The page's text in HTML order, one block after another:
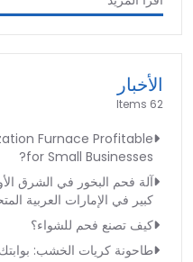
الأخبار
62 Items
Furnace Profitable
for Small Businesses?
آلة فحم البخور في الشرق
كبير في الإمارات العربية
كيف تصنع فحم للشواء؟
طاحونة كريات الخشب: بوابتك